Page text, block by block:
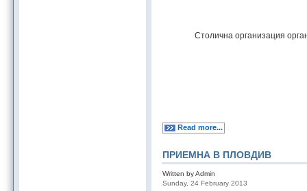
Столична организация
Read more...
ПРИЕМНА В ПЛОВДИВ
Written by Admin
Sunday, 24 February 2013